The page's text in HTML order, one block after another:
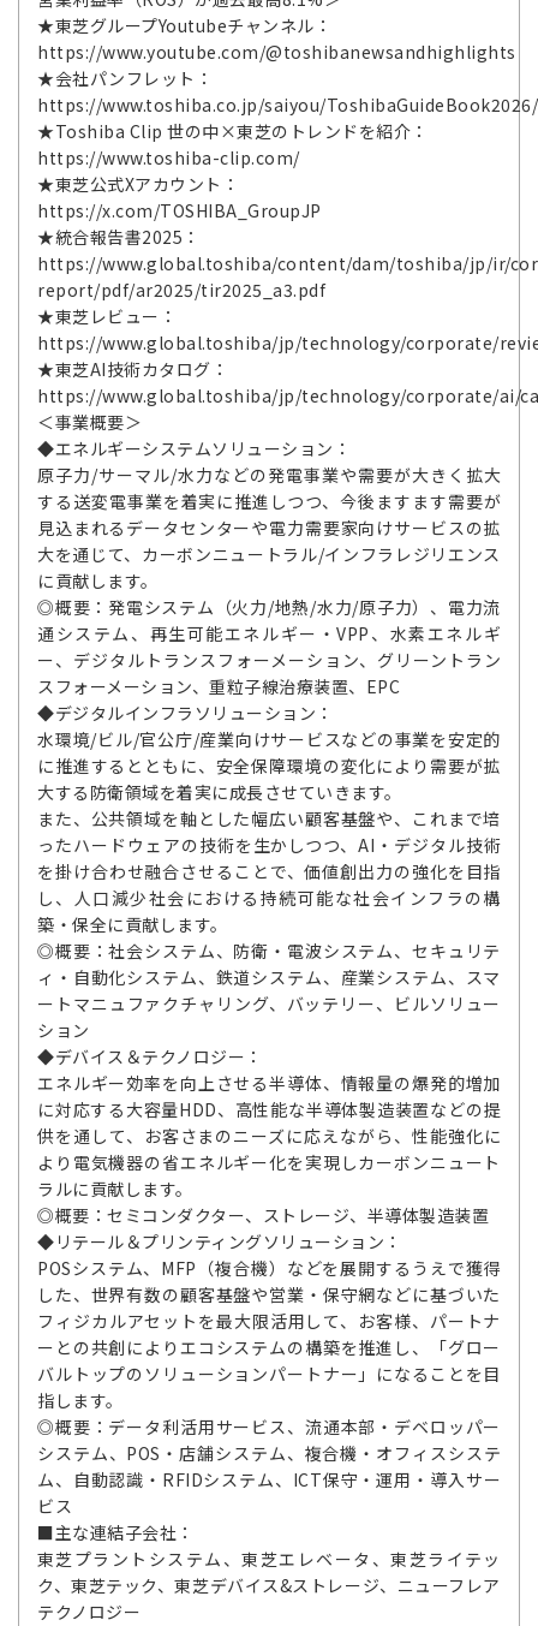
★東芝グループYoutubeチャンネル：
https://www.youtube.com/@toshibanewsandhighlights
★会社パンフレット：
https://www.toshiba.co.jp/saiyou/
★Toshiba Clip 世の中×東芝のトレンドを紹介：
https://www.toshiba-clip.com/
★東芝公式Xアカウント：
https://x.com/TOSHIBA_GroupJP
★統合報告書2025：
https://www.global.toshiba/content/dam/toshiba/jp/ir/
report/pdf/ar2025/tir2025_a3.pdf
★東芝レビュー：
https://www.global.toshiba/jp/technology/corporate/
★東芝AI技術カタログ：
https://www.global.toshiba/jp/technology/corporate/ai/
＜事業概要＞
◆エネルギーシステムソリューション：
原子力/サーマル/水力などの発電事業や需要が大きく拡大
する送変電事業を着実に推進しつつ、今後ますます需要が
見込まれるデータセンターや電力需要家向けサービスの拡
大を通じて、カーボンニュートラル/インフラレジリエンス
に貢献します。
◎概要：発電システム（火力/地熱/水力/原子力）、電力流
通システム、再生可能エネルギー・VPP、水素エネルギ
ー、デジタルトランスフォーメーション、グリーントラン
スフォーメーション、重粒子線治療装置、EPC
◆デジタルインフラソリューション：
水環境/ビル/官公庁/産業向けサービスなどの事業を安定的
に推進するとともに、安全保障環境の変化により需要が拡
大する防衛領域を着実に成長させていきます。
また、公共領域を軸とした幅広い顧客基盤や、これまで培
ったハードウェアの技術を生かしつつ、AI・デジタル技術
を掛け合わせ融合させることで、価値創出力の強化を目指
し、人口減少社会における持続可能な社会インフラの構
築・保全に貢献します。
◎概要：社会システム、防衛・電波システム、セキュリテ
ィ・自動化システム、鉄道システム、産業システム、スマ
ートマニュファクチャリング、バッテリー、ビルソリュー
ション
◆デバイス＆テクノロジー：
エネルギー効率を向上させる半導体、情報量の爆発的増加
に対応する大容量HDD、高性能な半導体製造装置などの提
供を通して、お客さまのニーズに応えながら、性能強化に
より電気機器の省エネルギー化を実現しカーボンニュート
ラルに貢献します。
◎概要：セミコンダクター、ストレージ、半導体製造装置
◆リテール＆プリンティングソリューション：
POSシステム、MFP（複合機）などを展開するうえで獲得
した、世界有数の顧客基盤や営業・保守網などに基づいた
フィジカルアセットを最大限活用して、お客様、パートナ
ーとの共創によりエコシステムの構築を推進し、「グロー
バルトップのソリューションパートナー」になることを目
指します。
◎概要：データ利活用サービス、流通本部・デベロッパー
システム、POS・店舗システム、複合機・オフィスシステ
ム、自動認識・RFIDシステム、ICT保守・運用・導入サー
ビス
■主な連結子会社：
東芝プラントシステム、東芝エレベータ、東芝ライテッ
ク、東芝テック、東芝デバイス&ストレージ、ニューフレア
テクノロジー